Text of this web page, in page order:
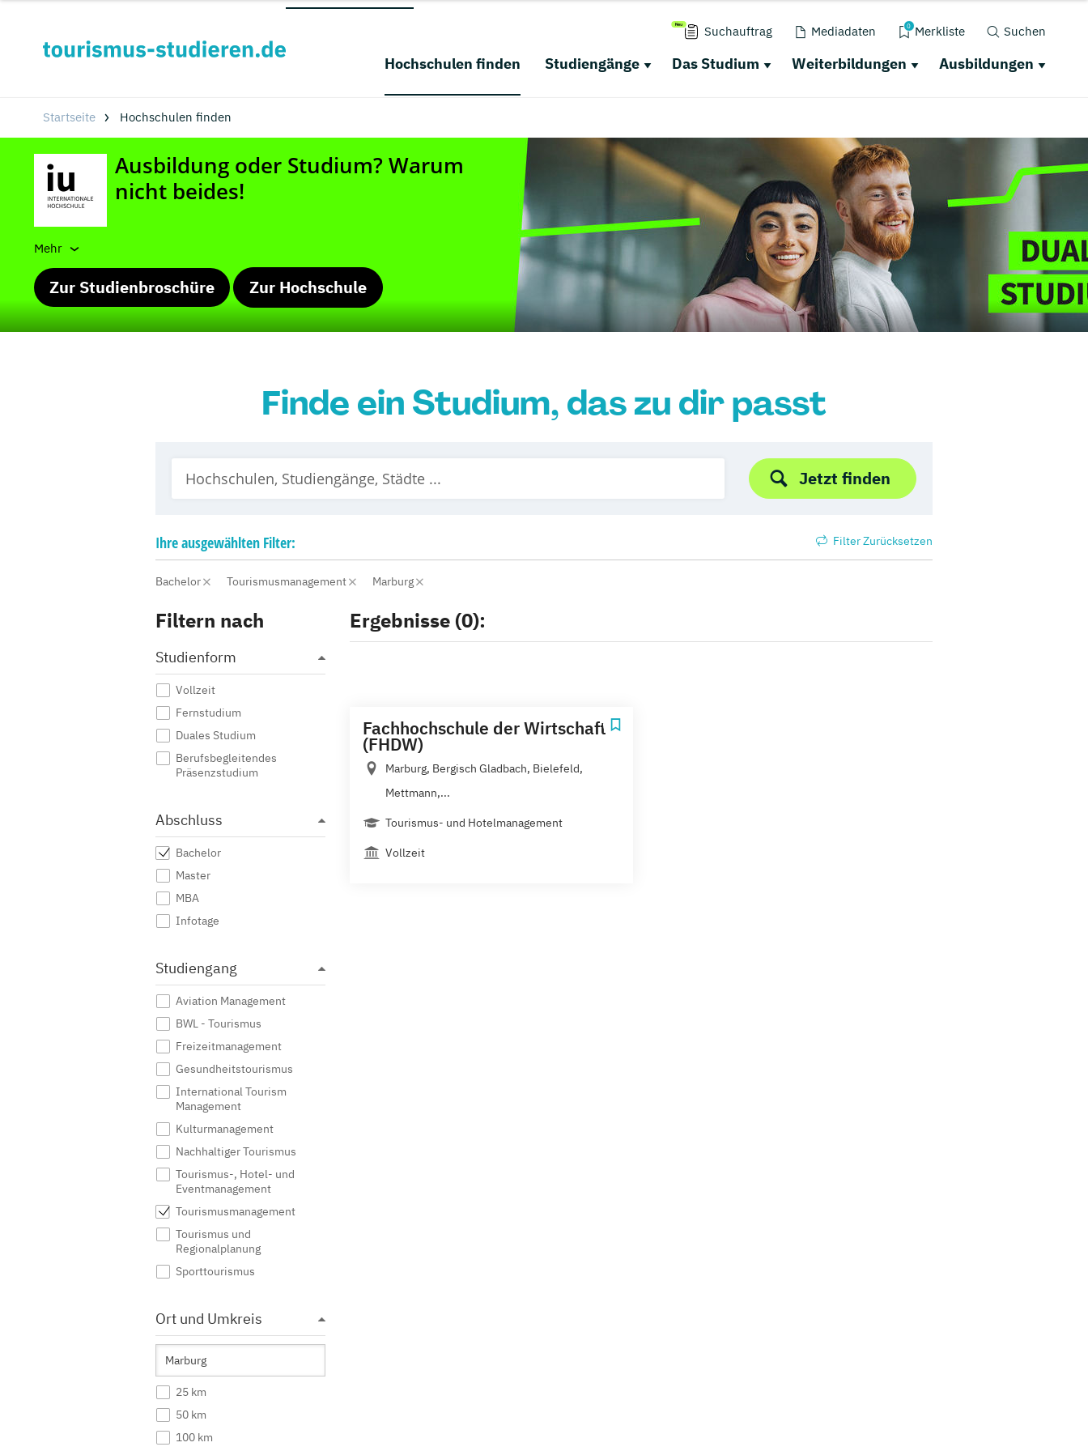
Suchauftrag Mediadaten 0 Merkliste Suchen
Hochschulen finden Studiengänge Das Studium Weiterbildungen Ausbildungen
Startseite Hochschulen finden
Mehr
Zur Studienbroschüre Zur Hochschule
Finde ein Studium, das zu dir passt
Jetzt finden
Ihreausgewählten Filter: Filter Zurücksetzen
Bachelor Tourismusmanagement Marburg
Filtern nach
Studienform
Vollzeit
Fernstudium
Duales Studium
Berufsbegleitendes
Präsenzstudium
Abschluss
Bachelor
Master
MBA
Infotage
Studiengang
Aviation Management
BWL - Tourismus
Freizeitmanagement
Gesundheitstourismus
International Tourism
Management
Kulturmanagement
Nachhaltiger Tourismus
Tourismus-, Hotel- und
Eventmanagement
Tourismusmanagement
Tourismus und
Regionalplanung
Sporttourismus
Ort und Umkreis
25 km
50 km
100 km
Ergebnisse (0):
Fachhochschule der Wirtschaft
(FHDW)
Marburg, Bergisch Gladbach, Bielefeld,
Mettmann,...
Tourismus- und Hotelmanagement
Vollzeit